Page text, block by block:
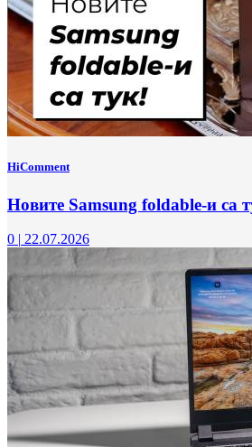
HiComment
Новите Samsung foldable-и
0 | 22.07.2026